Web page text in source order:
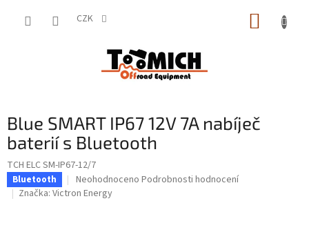
CZK
Blue SMART IP67 12V 7A nabíječ
baterií s Bluetooth
TCH ELC SM-IP67-12/7
Bluetooth
Průměrné
hodnocení
Neohodnoceno Podrobnosti hodnocení
Značka: Victron Energy